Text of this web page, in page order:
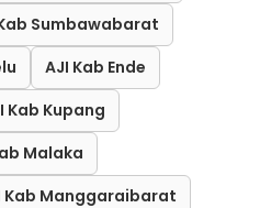
Sumbawabarat
AJI Kab Ende
Kab Kupang
Malaka
Kab Manggaraibarat